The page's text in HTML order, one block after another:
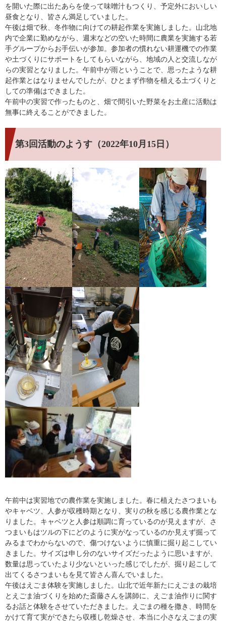
を開いた際に出たあらを使って味噌汁もつくり、予定外においしい
昼食となり、皆さん満足していました。
午後は畑で秋、冬作物に向けての耕起作業を実施しました。山北地
内で企業に勤めながら、週末などの空いた時間に農業を実施する若
手グループからお手伝いが参加。参加者の慣れない耕運機での作業
や土づくりにサポートをしてもらいながら、地域の人と交流しなが
らの実習となりました。午前中が雨ということで、思ったような耕
起作業とはなりませんでしたが、ひとまず作物を植える土づくりと
しての準備はできました。
午前中の実習で作ったものと、畑で間引いた野菜をお土産に活動は
無事に終えることができました。
第3回活動のようす （2022年10月15日）
午前中は実習地での農作業を実施しました。春に植えたさつまいも
やキャベツ、人参が収穫時期となり、実りの秋を感じる農作業とな
りました。キャベツと人参は順調に育っているのが見えますが、さ
つまいもはツルの下にどのように実がなっているのか見えず掘って
みるまでわからないので、傷つけないように慎重に掘り起こしてい
きました。サイズは申し分のないサイズだったように思いますが、
数量は思っていたより少ないといった感じでしたが、掘り起こして
出てくるさつまいもを見て皆さん喜んでいました。
午後はえごま体験を実施しました。山北で近年新たにえごまの栽培
とえごま油づくりを始めた斎藤さんを講師に、えごま油作りに関す
るお話と体験をさせていただきました。えごまの種を撒き、時間を
かけて育て実ができたら収穫し乾燥させ、本当に小さなえごまの実